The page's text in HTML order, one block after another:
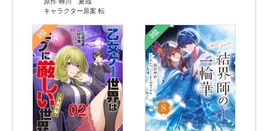
キャラクター原案 転
2位 3位